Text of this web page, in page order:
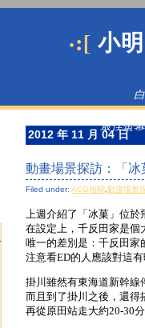
·:[ 小
最佳螢
2012 年 11 月 04 日
動畫場景探訪：「
Filed under: ACG相關 動漫場景
上週介紹了「冰菓」位於
在設定上，千反田家是
唯一的差別是：千反田家
注意看ED的人應該對這
掛川雖然有東海道新幹線
而且到了掛川之後，還得
再從原田站走大約20-30